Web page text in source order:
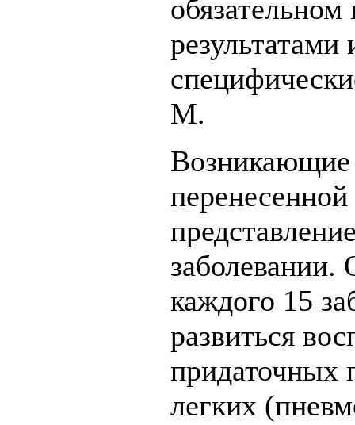
результатами
М.
Возникающие
заболевании.
каждого 15
развиться
придаточных
легких